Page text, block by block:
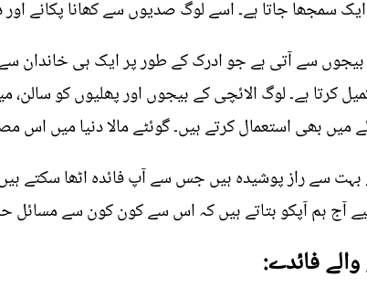
سمجھا جاتا ہے۔ اسے لوگ صدیوں سے کھانا پکانے اور
سے آتی ہے جو ادرک کے طور پر ایک ہی خاندان
کرتا ہے۔ لوگ الائچی کے بیجوں اور پھلیوں کو
میں بھی استعمال کرتے ہیں۔ گوئٹے مالا دنیا میں اس
سے راز پوشیدہ ہیں جس سے آپ فائدہ اٹھا سکتے
آج ہم آپکو بتاتے ہیں کہ اس سے کون کون سے مسائل
فائدے: